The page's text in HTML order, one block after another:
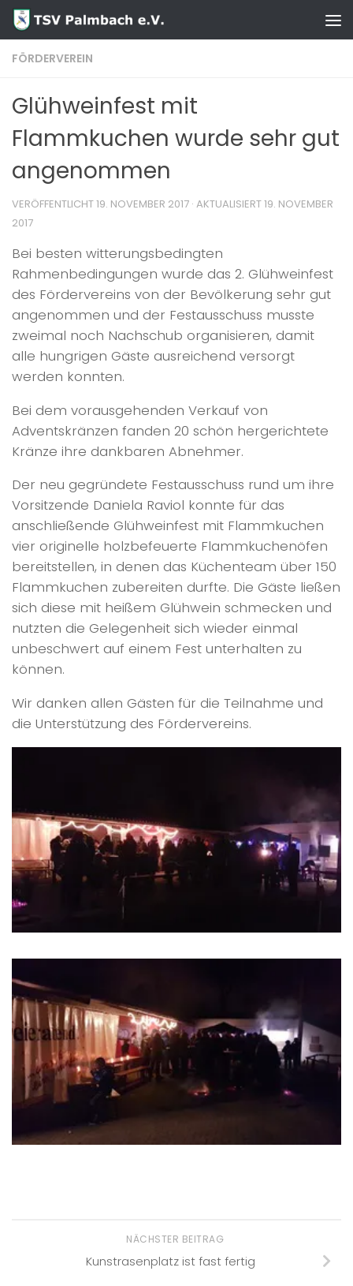
Zum Inhalt springen
FÖRDERVEREIN
Glühweinfest mit
Flammkuchen wurde sehr gut
angenommen
VERÖFFENTLICHT19. NOVEMBER 2017 · AKTUALISIERT19. NOVEMBER
2017
Bei besten witterungsbedingten
Rahmenbedingungen wurde das 2. Glühweinfest
des Fördervereins von der Bevölkerung sehr gut
angenommen und der Festausschuss musste
zweimal noch Nachschub organisieren, damit
alle hungrigen Gäste ausreichend versorgt
werden konnten.
Bei dem vorausgehenden Verkauf von
Adventskränzen fanden 20 schön hergerichtete
Kränze ihre dankbaren Abnehmer.
Der neu gegründete Festausschuss rund um ihre
Vorsitzende Daniela Raviol konnte für das
anschließende Glühweinfest mit Flammkuchen
vier originelle holzbefeuerte Flammkuchenöfen
bereitstellen, in denen das Küchenteam über 150
Flammkuchen zubereiten durfte. Die Gäste ließen
sich diese mit heißem Glühwein schmecken und
nutzten die Gelegenheit sich wieder einmal
unbeschwert auf einem Fest unterhalten zu
können.
Wir danken allen Gästen für die Teilnahme und
die Unterstützung des Fördervereins.
NÄCHSTER BEITRAG
Kunstrasenplatz ist fast fertig